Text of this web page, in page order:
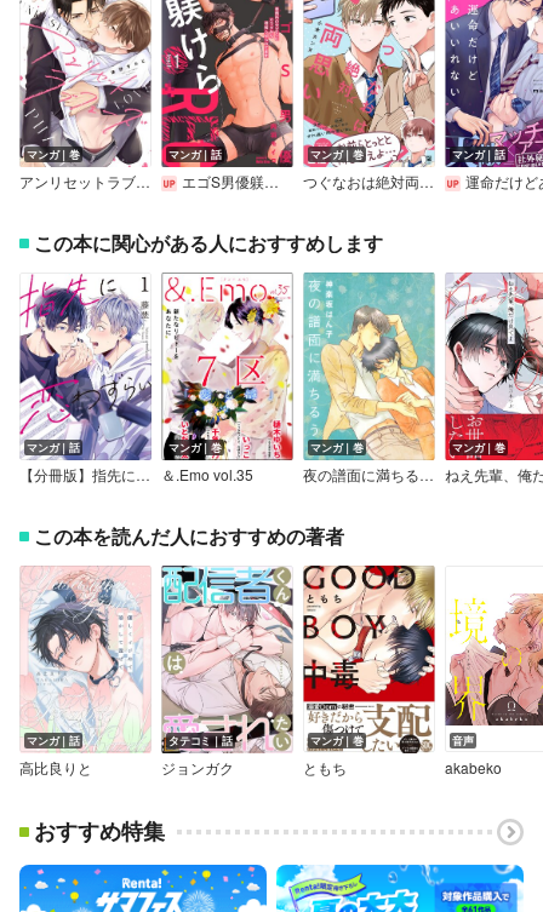
マンガ｜巻
アンリセットラブフェーズ【電子限定描き下ろし漫画付き】
マンガ｜話
エゴS男優躾けらREC 事務所の元No.1にカラダから理解らせられてます
マンガ｜巻
つぐなおは絶対両思い【電子限定かきおろし付】
マンガ｜話
運命だけどあいいれ
この本に関心がある人におすすめします
マンガ｜話
【分冊版】指先に恋わずらい
マンガ｜巻
＆.Emo vol.35
マンガ｜巻
夜の譜面に満ちるうた
マンガ｜巻
この本を読んだ人におすすめの著者
マンガ｜話
高比良りと
タテコミ｜話
ジョンガク
マンガ｜巻
ともち
音声
akabeko
おすすめ特集